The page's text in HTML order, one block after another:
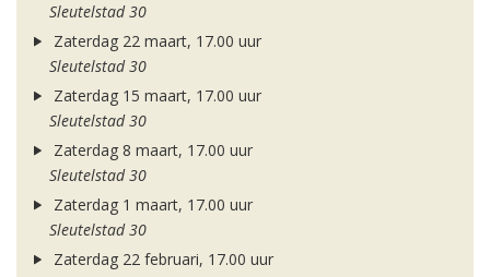
Sleutelstad 30
Zaterdag 22 maart, 17.00 uur
Sleutelstad 30
Zaterdag 15 maart, 17.00 uur
Sleutelstad 30
Zaterdag 8 maart, 17.00 uur
Sleutelstad 30
Zaterdag 1 maart, 17.00 uur
Sleutelstad 30
Zaterdag 22 februari, 17.00 uur